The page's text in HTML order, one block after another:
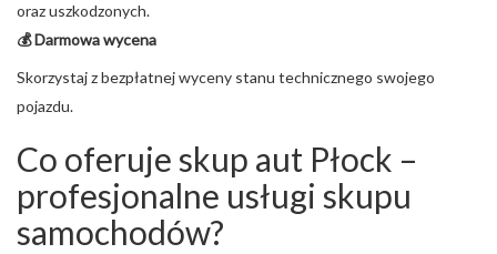
oraz uszkodzonych.
💰 Darmowa wycena
Skorzystaj z bezpłatnej wyceny stanu technicznego swojego
pojazdu.
Co oferuje skup aut Płock –
profesjonalne usługi skupu
samochodów?